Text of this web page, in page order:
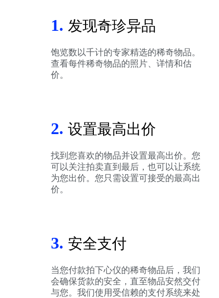
1. 发现奇珍异品
饱览数以千计的专家精选的稀奇物品。
查看每件稀奇物品的照片、详情和估
价。
2. 设置最高出价
找到您喜欢的物品并设置最高出价。您
可以关注拍卖直到最后，也可以让系统
为您出价。您只需设置可接受的最高出
价。
3. 安全支付
当您付款拍下心仪的稀奇物品后，我们
会确保货款的安全，直至物品安然交付
与您。我们使用受信赖的支付系统来处